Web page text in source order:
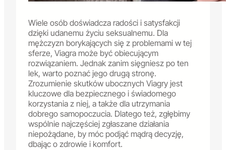
Wiele osób doświadcza radości i satysfakcji
dzięki udanemu życiu seksualnemu. Dla
mężczyzn borykających się z problemami w tej
sferze, Viagra może być obiecującym
rozwiązaniem. Jednak zanim sięgniesz po ten
lek, warto poznać jego drugą stronę.
Zrozumienie skutków ubocznych Viagry jest
kluczowe dla bezpiecznego i świadomego
korzystania z niej, a także dla utrzymania
dobrego samopoczucia. Dlatego też, zgłębimy
wspólnie najczęściej zgłaszane działania
niepożądane, by móc podjąć mądrą decyzję,
dbając o zdrowie i komfort.